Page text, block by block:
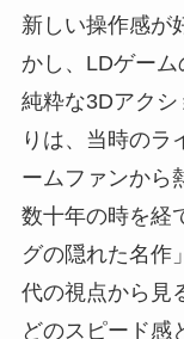
新しい操作感が
かし、LDゲーム
純粋な3Dアク
りは、当時のラ
ームファンから
数十年の時を経
グの隠れた名作
代の視点から見
どのスピード感